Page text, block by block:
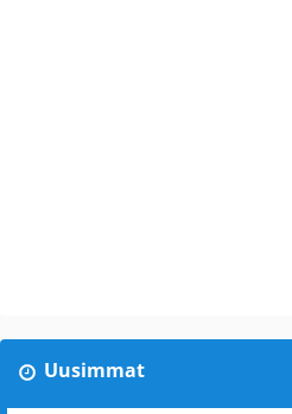
Uusimmat